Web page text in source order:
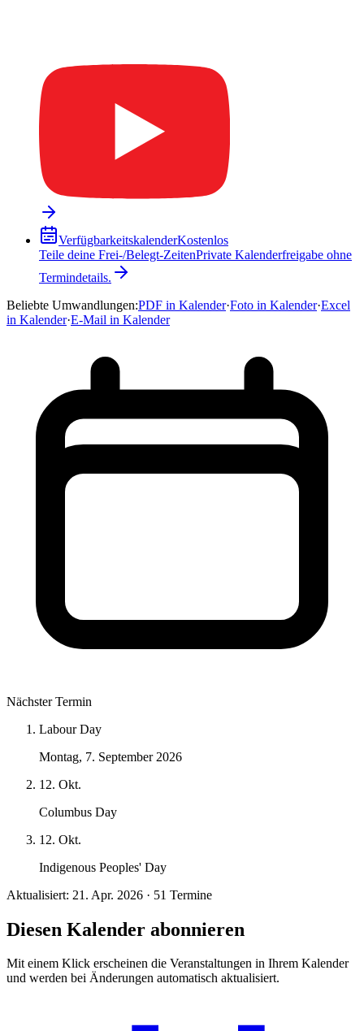
VerfügbarkeitskalenderKostenlos
Teile deine Frei-/Belegt-ZeitenPrivate Kalenderfreigabe ohne
Termindetails.
Beliebte Umwandlungen:PDF in Kalender·Foto in Kalender·Excel
in Kalender·E-Mail in Kalender
Nächster Termin
Labour Day
Montag, 7. September 2026
12. Okt.
Columbus Day
12. Okt.
Indigenous Peoples' Day
Aktualisiert: 21. Apr. 2026 · 51 Termine
Diesen Kalender abonnieren
Mit einem Klick erscheinen die Veranstaltungen in Ihrem Kalender
und werden bei Änderungen automatisch aktualisiert.